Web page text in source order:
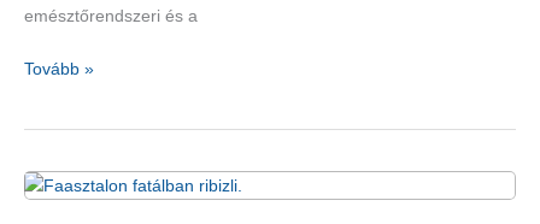
emésztőrendszeri és a
Rostokban
Tovább »